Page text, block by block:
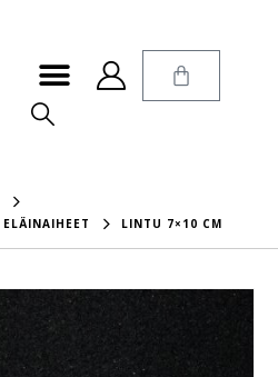
ELÄINAIHEET LINTU 7×10 CM